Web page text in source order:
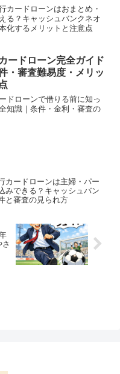
方
カードローンはおまとめ・
る？キャッシュバンクネオ
化するメリットと注意点
ードローン完全ガイド
・審査難易度・メリッ
ドローンで借りる前に知っ
知識｜条件・金利・審査の
カードローンは主婦・パー
みできる？キャッシュバン
と審査の見られ方